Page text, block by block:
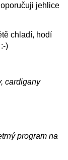
jehlice
chladí, hodí
)
cardigany
program na